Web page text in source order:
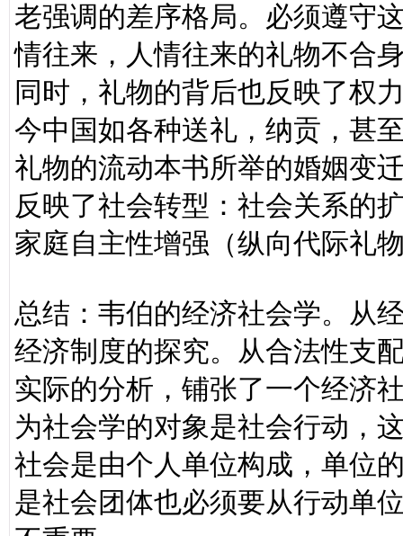
老强调的差序格局。必须遵守
情往来，人情往来的礼物不合
同时，礼物的背后也反映了权
今中国如各种送礼，纳贡，甚
礼物的流动本书所举的婚姻变
反映了社会转型：社会关系的
家庭自主性增强（纵向代际礼
总结：韦伯的经济社会学。从
经济制度的探究。从合法性支
实际的分析，铺张了一个经济
为社会学的对象是社会行动，
社会是由个人单位构成，单位
是社会团体也必须要从行动单